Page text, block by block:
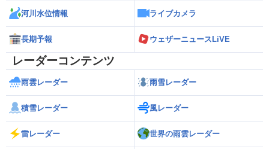
河川水位情報 ライブカメラ
長期予報 ウェザーニュースLiVE
レーダーコンテンツ
雨雲レーダー 雨雪レーダー
積雪レーダー 風レーダー
雷レーダー 世界の雨雲レーダー